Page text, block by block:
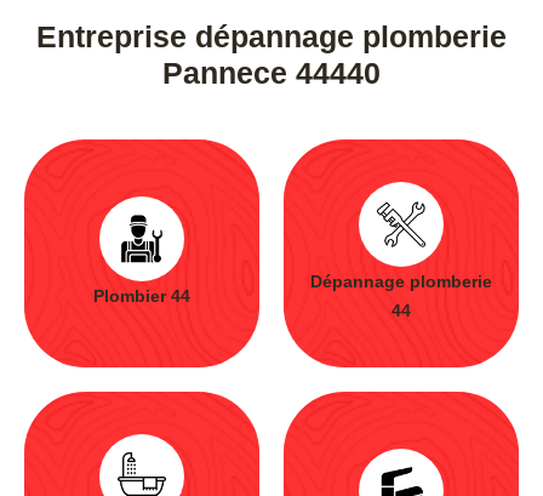
Entreprise dépannage plomberie
Pannece 44440
Plombier 44
Dépannage plomberie
44